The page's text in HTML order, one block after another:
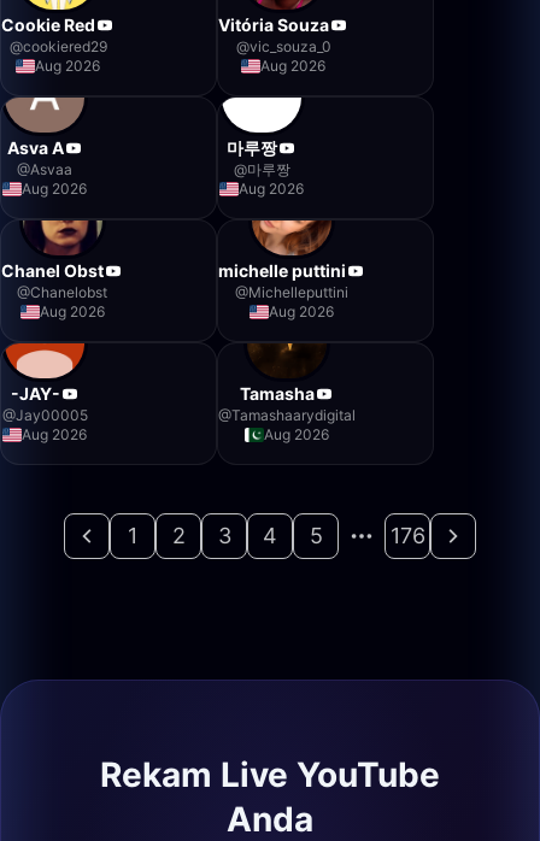
Cookie Red
@cookiered29
Aug 2026
Vitória Souza
@vic_souza_0
Aug 2026
Asva A
@Asvaa
Aug 2026
마루짱
@마루짱
Aug 2026
Chanel Obst
@Chanelobst
Aug 2026
michelle puttini
@Michelleputtini
Aug 2026
-JAY-
@Jay00005
Aug 2026
Tamasha
@Tamashaarydigital
Aug 2026
1 2 3 4 5 176
Rekam Live YouTube
Anda